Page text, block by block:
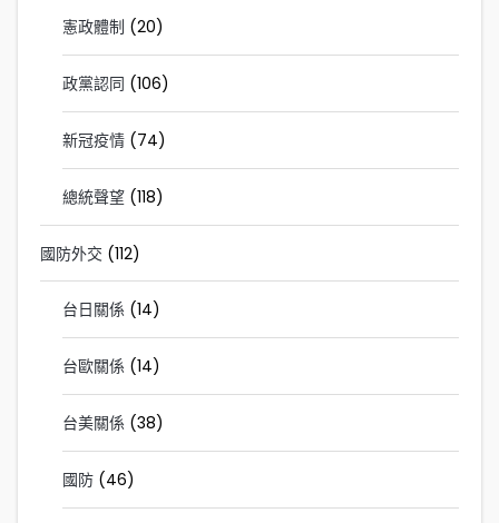
憲政體制 (20)
政黨認同 (106)
新冠疫情 (74)
總統聲望 (118)
國防外交 (112)
台日關係 (14)
台歐關係 (14)
台美關係 (38)
國防 (46)